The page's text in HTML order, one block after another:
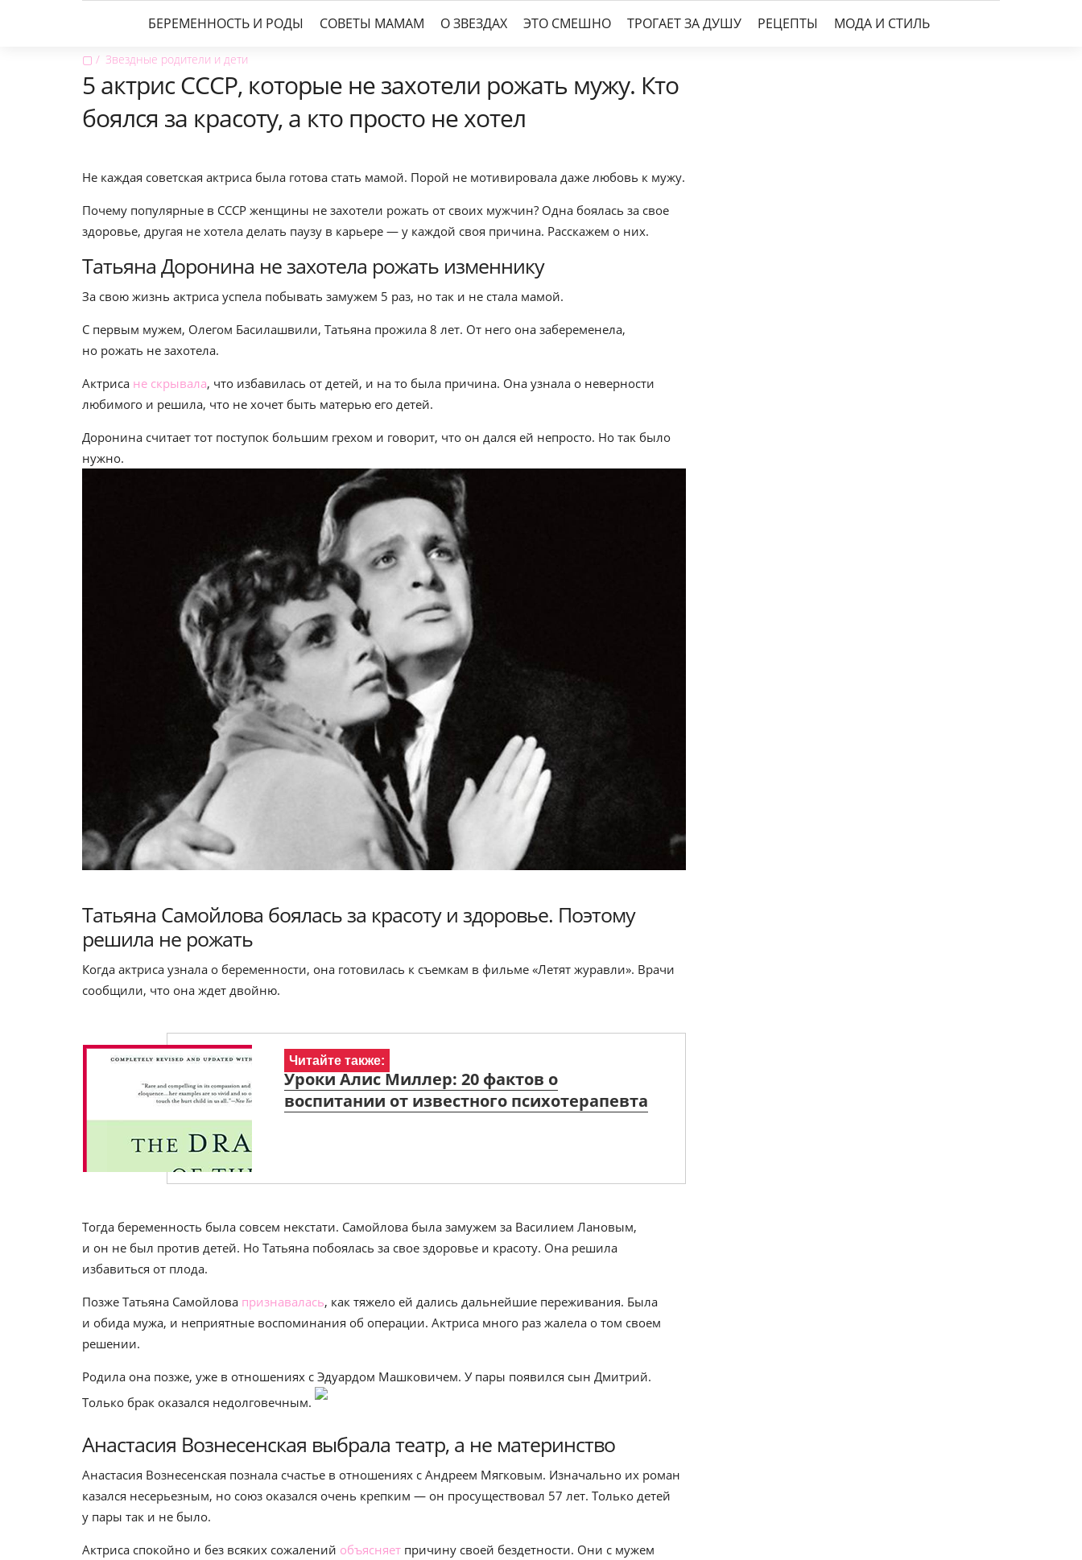
БЕРЕМЕННОСТЬ И РОДЫ СОВЕТЫ МАМАМ О ЗВЕЗДАХ ЭТО СМЕШНО ТРОГАЕТ ЗА ДУШУ РЕЦЕПТЫ МОДА И СТИЛЬ
▢ Звездные родители и дети
5 актрис СССР, которые не захотели рожать мужу. Кто
боялся за красоту, а кто просто не хотел
Не каждая советская актриса была готова стать мамой. Порой не мотивировала даже любовь к мужу.
Почему популярные в СССР женщины не захотели рожать от своих мужчин? Одна боялась за свое
здоровье, другая не хотела делать паузу в карьере — у каждой своя причина. Расскажем о них.
Татьяна Доронина не захотела рожать изменнику
За свою жизнь актриса успела побывать замужем 5 раз, но так и не стала мамой.
С первым мужем, Олегом Басилашвили, Татьяна прожила 8 лет. От него она забеременела,
но рожать не захотела.
Актриса не скрывала, что избавилась от детей, и на то была причина. Она узнала о неверности
любимого и решила, что не хочет быть матерью его детей.
Доронина считает тот поступок большим грехом и говорит, что он дался ей непросто. Но так было
нужно.
Татьяна Самойлова боялась за красоту и здоровье. Поэтому
решила не рожать
Когда актриса узнала о беременности, она готовилась к съемкам в фильме «Летят журавли». Врачи
сообщили, что она ждет двойню.
Читайте также:
Уроки Алис Миллер: 20 фактов о
воспитании от известного психотерапевта
Тогда беременность была совсем некстати. Самойлова была замужем за Василием Лановым,
и он не был против детей. Но Татьяна побоялась за свое здоровье и красоту. Она решила
избавиться от плода.
Позже Татьяна Самойлова признавалась, как тяжело ей дались дальнейшие переживания. Была
и обида мужа, и неприятные воспоминания об операции. Актриса много раз жалела о том своем
решении.
Родила она позже, уже в отношениях с Эдуардом Машковичем. У пары появился сын Дмитрий.
Только брак оказался недолговечным.
Анастасия Вознесенская выбрала театр, а не материнство
Анастасия Вознесенская познала счастье в отношениях с Андреем Мягковым. Изначально их роман
казался несерьезным, но союз оказался очень крепким — он просуществовал 57 лет. Только детей
у пары так и не было.
Актриса спокойно и без всяких сожалений объясняет причину своей бездетности. Они с мужем